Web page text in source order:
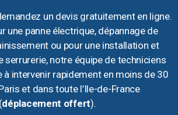
un devis gratuitement en ligne.
une panne électrique, dépannage de
ou pour une installation et
serrurerie, notre équipe de techniciens
intervenir rapidement en moins de 30
et dans toute l’Ile-de-France
(déplacement offert).